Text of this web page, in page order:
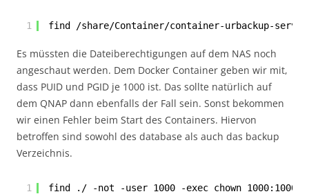
1 find /share/Container/container-urbackup-
Es müssten die Dateiberechtigungen auf dem NAS noch
angeschaut werden. Dem Docker Container geben wir mit,
dass PUID und PGID je 1000 ist. Das sollte natürlich auf
dem QNAP dann ebenfalls der Fall sein. Sonst bekommen
wir einen Fehler beim Start des Containers. Hiervon
betroffen sind sowohl des database als auch das backup
Verzeichnis.
1 find ./ -not -user 1000 -exec chown